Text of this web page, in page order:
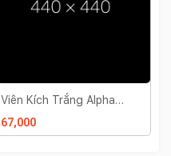
Viên Kích Trắng Alpha
Arbutin 3 Plus Thái Lan
67,000